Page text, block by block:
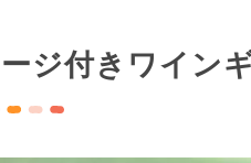
ジ付き ワイン